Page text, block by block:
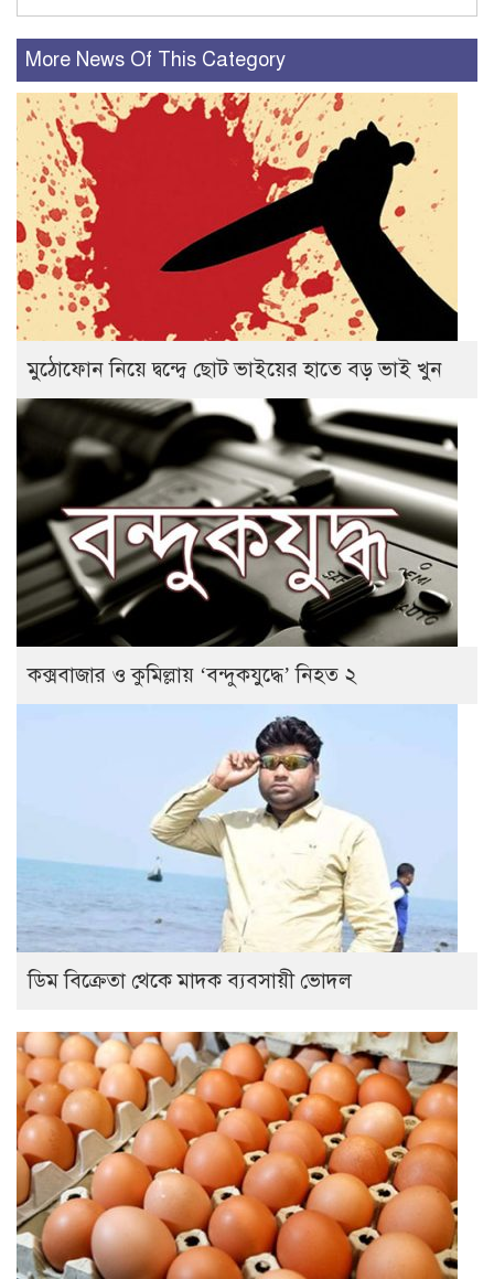
More News Of This Category
মুঠোফোন নিয়ে দ্বন্দ্বে ছোট ভাইয়ের হাতে বড় ভাই খুন
কক্সবাজার ও কুমিল্লায় ‘বন্দুকযুদ্ধে’ নিহত ২
ডিম বিক্রেতা থেকে মাদক ব্যবসায়ী ভোদল